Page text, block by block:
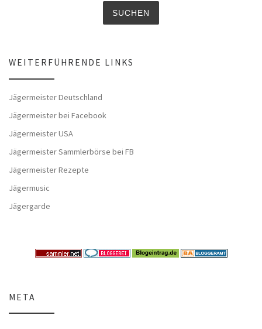
WEITERFÜHRENDE LINKS
Jägermeister Deutschland
Jägermeister bei Facebook
Jägermeister USA
Jägermeister Sammlerbörse bei FB
Jägermeister Rezepte
Jägermusic
Jägergarde
META